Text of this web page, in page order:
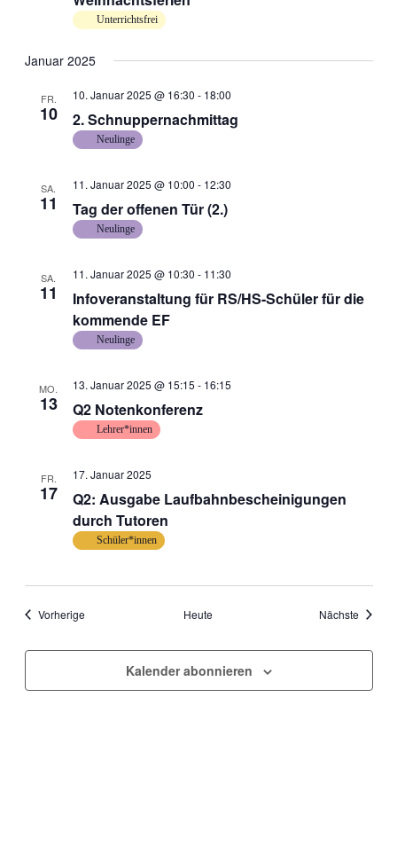
Unterrichtsfrei
Januar 2025
FR.
10 2. Schnuppernachmittag
10. Januar 2025 @ 16:30 - 18:00
Neulinge
SA.
11 Tag der offenen Tür (2.)
11. Januar 2025 @ 10:00 - 12:30
Neulinge
SA.
11
Infoveranstaltung für RS/HS-Schüler für die
kommende EF
11. Januar 2025 @ 10:30 - 11:30
Neulinge
MO.
13 Q2 Notenkonferenz
13. Januar 2025 @ 15:15 - 16:15
Lehrer*innen
FR.
17
Q2: Ausgabe Laufbahnbescheinigungen
durch Tutoren
17. Januar 2025
Schüler*innen
VorherigeVeranstaltungen Heute Nächste
Kalender abonnieren